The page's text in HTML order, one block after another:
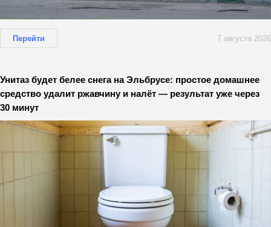
Перейти 7 августа 2026
Унитаз будет белее снега на Эльбрусе: простое домашнее
средство удалит ржавчину и налёт — результат уже через
30 минут